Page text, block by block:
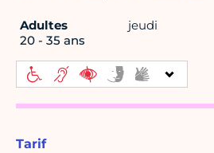
Adultes
20 - 35 ans
jeudi
Tarif